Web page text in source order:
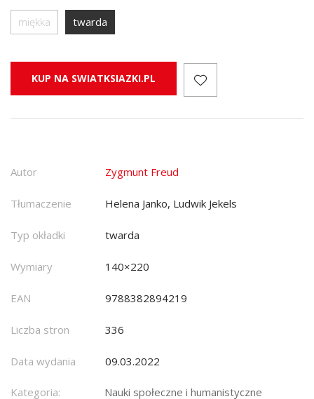
miękka twarda
KUP NA SWIATKSIAZKI.PL
Autor Zygmunt Freud
Tłumaczenie Helena Janko, Ludwik Jekels
Typ okładki twarda
Wymiary 140×220
EAN 9788382894219
Liczba stron 336
Data wydania 09.03.2022
Kategoria: Nauki społeczne i humanistyczne